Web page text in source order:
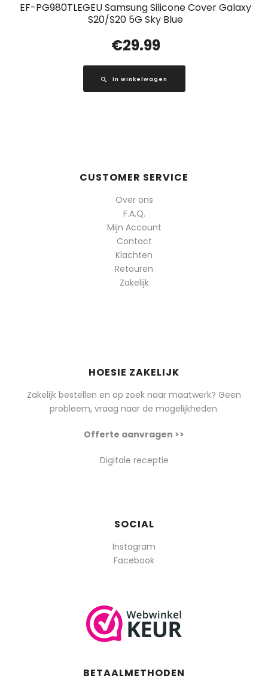
EF-PG980TLEGEU Samsung Silicone Cover Galaxy
S20/S20 5G Sky Blue
€29.99
In winkelwagen
CUSTOMER SERVICE
Over ons
F.A.Q.
Mijn Account
Contact
Klachten
Retouren
Zakelijk
HOESIE ZAKELIJK
Zakelijk bestellen en op zoek naar maatwerk? Geen
probleem, vraag naar de mogelijkheden.
Offerte aanvragen >>
Digitale receptie
SOCIAL
Instagram
Facebook
BETAALMETHODEN